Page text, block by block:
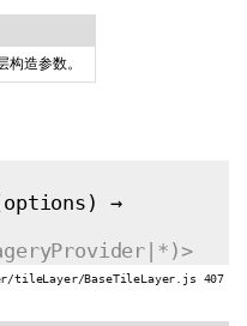
构造参数。
options )
→
tileLayer/BaseTileLayer.js 407